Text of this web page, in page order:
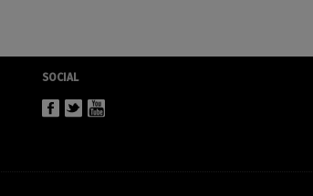
SOCIAL